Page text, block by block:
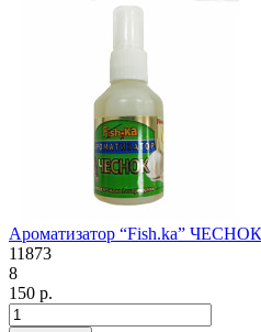
Ароматизатор “Fish.ka”
11873
8
150 р.